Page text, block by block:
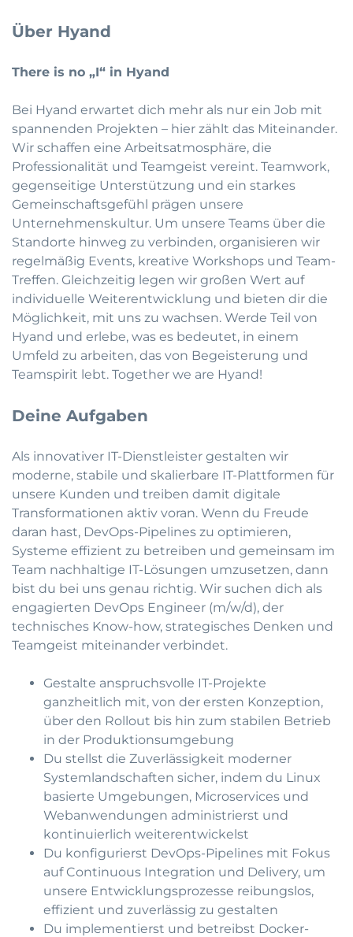
Über Hyand
There is no „I“ in Hyand
Bei Hyand erwartet dich mehr als nur ein Job mit
spannenden Projekten – hier zählt das Miteinander.
Wir schaffen eine Arbeitsatmosphäre, die
Professionalität und Teamgeist vereint. Teamwork,
gegenseitige Unterstützung und ein starkes
Gemeinschaftsgefühl prägen unsere
Unternehmenskultur. Um unsere Teams über die
Standorte hinweg zu verbinden, organisieren wir
regelmäßig Events, kreative Workshops und Team-
Treffen. Gleichzeitig legen wir großen Wert auf
individuelle Weiterentwicklung und bieten dir die
Möglichkeit, mit uns zu wachsen. Werde Teil von
Hyand und erlebe, was es bedeutet, in einem
Umfeld zu arbeiten, das von Begeisterung und
Teamspirit lebt. Together we are Hyand!
Deine Aufgaben
Als innovativer IT-Dienstleister gestalten wir
moderne, stabile und skalierbare IT-Plattformen für
unsere Kunden und treiben damit digitale
Transformationen aktiv voran. Wenn du Freude
daran hast, DevOps-Pipelines zu optimieren,
Systeme effizient zu betreiben und gemeinsam im
Team nachhaltige IT-Lösungen umzusetzen, dann
bist du bei uns genau richtig. Wir suchen dich als
engagierten DevOps Engineer (m/w/d), der
technisches Know-how, strategisches Denken und
Teamgeist miteinander verbindet.
Gestalte anspruchsvolle IT-Projekte
ganzheitlich mit, von der ersten Konzeption,
über den Rollout bis hin zum stabilen Betrieb
in der Produktionsumgebung
Du stellst die Zuverlässigkeit moderner
Systemlandschaften sicher, indem du Linux
basierte Umgebungen, Microservices und
Webanwendungen administrierst und
kontinuierlich weiterentwickelst
Du konfigurierst DevOps-Pipelines mit Fokus
auf Continuous Integration und Delivery, um
unsere Entwicklungsprozesse reibungslos,
effizient und zuverlässig zu gestalten
Du implementierst und betreibst Docker-